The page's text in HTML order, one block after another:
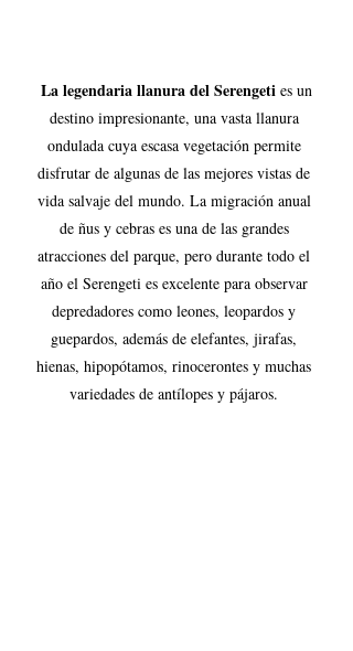
La legendaria llanura del Serengeti es un
destino impresionante, una vasta llanura
ondulada cuya escasa vegetación permite
disfrutar de algunas de las mejores vistas de
vida salvaje del mundo. La migración anual
de ñus y cebras es una de las grandes
atracciones del parque, pero durante todo el
año el Serengeti es excelente para observar
depredadores como leones, leopardos y
guepardos, además de elefantes, jirafas,
hienas, hipopótamos, rinocerontes y muchas
variedades de antílopes y pájaros.